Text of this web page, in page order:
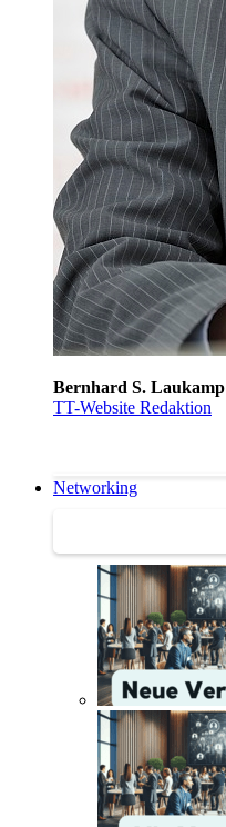
Bernhard S. Laukamp
TT-Website Redaktion
Networking